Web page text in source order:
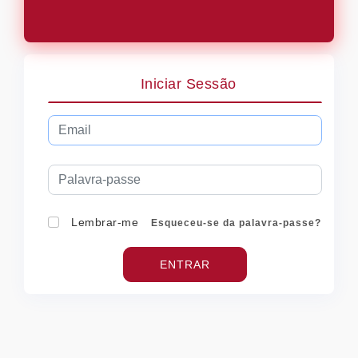
Iniciar Sessão
Lembrar-me Esqueceu-se da palavra-passe?
ENTRAR